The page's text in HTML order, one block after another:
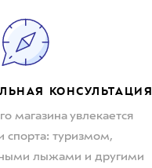
КОНСУЛЬТАЦИЯ
магазина увлекается
спорта: туризмом,
лыжами и другими